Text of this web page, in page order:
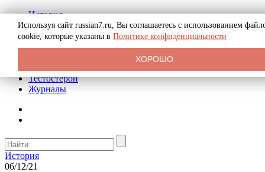
История
Биография
Криминал
Реклама на сайте
Тестостерон
Журналы
История
06/12/21
Используя сайт russian7.ru, Вы соглашаетесь с использованием
cookie, которые указаны в Политике конфиденциальности
ХОРОШО